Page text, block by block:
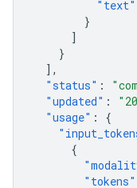
"text"
}
]
}
],
"status" :
"updated" :
"usage" :
{
{
"tokens"